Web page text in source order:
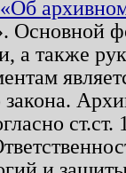
Основной
а также